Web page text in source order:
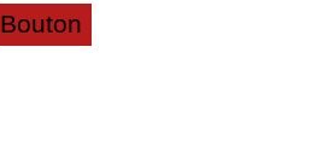
Bouton